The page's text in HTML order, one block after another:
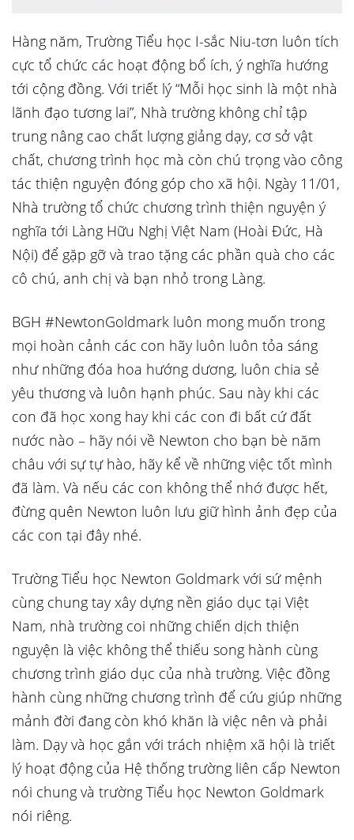
Hàng năm, Trường Tiểu học I-sắc Niu-tơn luôn tích
cực tổ chức các hoạt động bổ ích, ý nghĩa hướng
tới cộng đồng. Với triết lý “Mỗi học sinh là một nhà
lãnh đạo tương lai”, Nhà trường không chỉ tập
trung nâng cao chất lượng giảng dạy, cơ sở vật
chất, chương trình học mà còn chú trọng vào công
tác thiện nguyện đóng góp cho xã hội. Ngày 11/01,
Nhà trường tổ chức chương trình thiện nguyện ý
nghĩa tới Làng Hữu Nghị Việt Nam (Hoài Đức, Hà
Nội) để gặp gỡ và trao tặng các phần quà cho các
cô chú, anh chị và bạn nhỏ trong Làng.
BGH #NewtonGoldmark luôn mong muốn trong
mọi hoàn cảnh các con hãy luôn luôn tỏa sáng
như những đóa hoa hướng dương, luôn chia sẻ
yêu thương và luôn hạnh phúc. Sau này khi các
con đã học xong hay khi các con đi bất cứ đất
nước nào – hãy nói về Newton cho bạn bè năm
châu với sự tự hào, hãy kể về những việc tốt mình
đã làm. Và nếu các con không thể nhớ được hết,
đừng quên Newton luôn lưu giữ hình ảnh đẹp của
các con tại đây nhé.
Trường Tiểu học Newton Goldmark với sứ mệnh
cùng chung tay xây dựng nền giáo dục tại Việt
Nam, nhà trường coi những chiến dịch thiện
nguyện là việc không thể thiếu song hành cùng
chương trình giáo dục của nhà trường. Việc đồng
hành cùng những chương trình để cứu giúp những
mảnh đời đang còn khó khăn là việc nên và phải
làm. Dạy và học gắn với trách nhiệm xã hội là triết
lý hoạt động của Hệ thống trường liên cấp Newton
nói chung và trường Tiểu học Newton Goldmark
nói riêng.